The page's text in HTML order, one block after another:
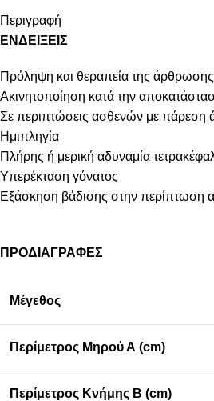
Περιγραφή
ΕΝΔΕΙΞΕΙΣ
Πρόληψη και θεραπεία της
Ακινητοποίηση κατά την
Σε περιπτώσεις ασθενών με
Ημιπληγία
Πλήρης ή μερική αδυναμία
Υπερέκταση γόνατος
Εξάσκηση βάδισης στην περίπτωση
ΠΡΟΔΙΑΓΡΑΦΕΣ
Μέγεθος
Περίμετρος Μηρού Α (cm)
Περίμετρος Κνήμης Β (cm)